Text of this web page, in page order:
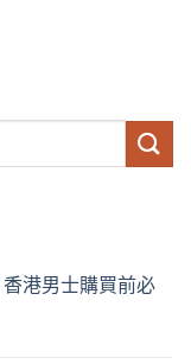
港男士購買前必